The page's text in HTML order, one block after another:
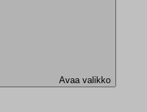
Avaa valikko